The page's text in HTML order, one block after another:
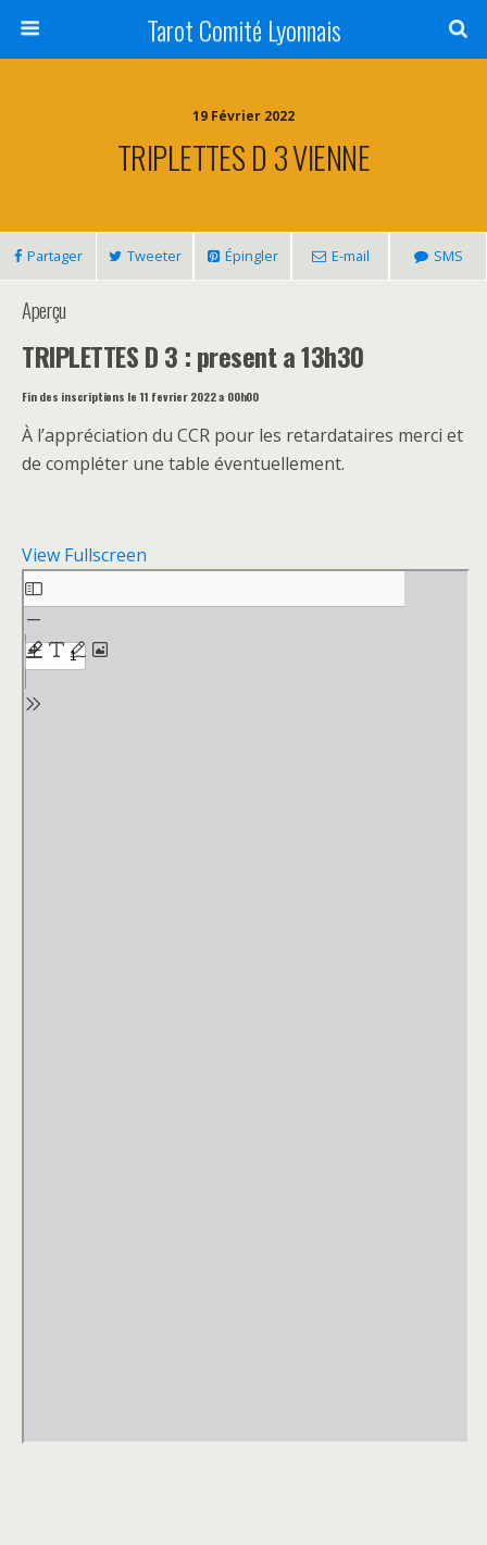
Tarot Comité Lyonnais
19 Février 2022
TRIPLETTES D 3 VIENNE
Partager Tweeter Épingler E-mail SMS
Aperçu
TRIPLETTES D 3 : present a 13h30
Fin des inscriptions le 11 fevrier 2022 a 00h00
À l’appréciation du CCR pour les retardataires merci et
de compléter une table éventuellement.
View Fullscreen